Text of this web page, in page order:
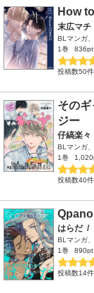
How
末広マチ
BLマンガ
1巻
836pt
投稿数50件
その
ジー
仔縞楽々
BLマンガ
1巻
投稿数40件
はらだ /
BLマンガ
1巻
890pt
投稿数14件